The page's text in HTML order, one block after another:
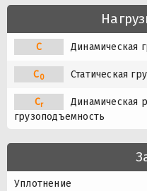
C Динамическая
C0 Статическая
Cr
Динамическая
грузоподъемность
Уплотнение